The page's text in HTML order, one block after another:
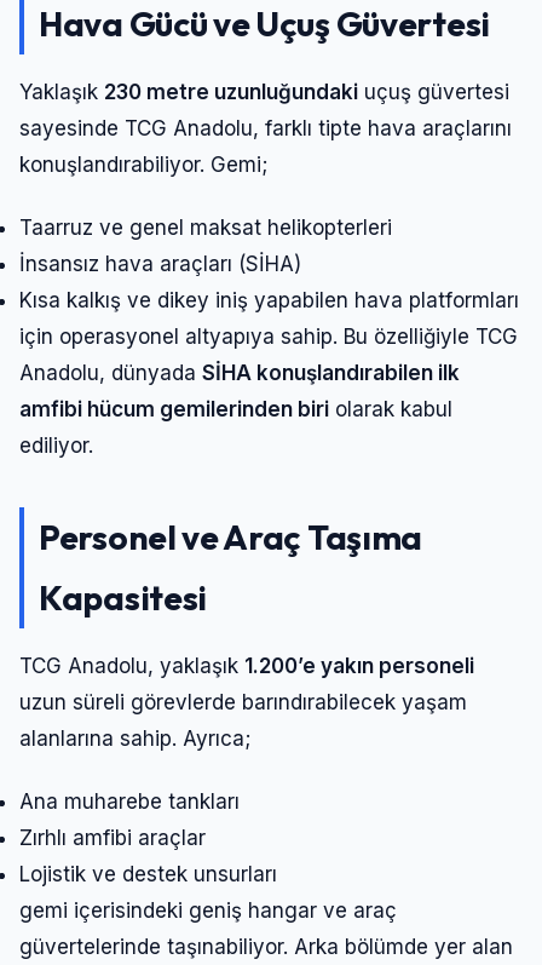
Hava Gücü ve Uçuş Güvertesi
Yaklaşık 230 metre uzunluğundaki uçuş güvertesi
sayesinde TCG Anadolu, farklı tipte hava araçlarını
konuşlandırabiliyor. Gemi;
Taarruz ve genel maksat helikopterleri
İnsansız hava araçları (SİHA)
Kısa kalkış ve dikey iniş yapabilen hava platformları
için operasyonel altyapıya sahip. Bu özelliğiyle TCG
Anadolu, dünyada SİHA konuşlandırabilen ilk
amfibi hücum gemilerinden biri olarak kabul
ediliyor.
Personel ve Araç Taşıma
Kapasitesi
TCG Anadolu, yaklaşık 1.200’e yakın personeli
uzun süreli görevlerde barındırabilecek yaşam
alanlarına sahip. Ayrıca;
Ana muharebe tankları
Zırhlı amfibi araçlar
Lojistik ve destek unsurları
gemi içerisindeki geniş hangar ve araç
güvertelerinde taşınabiliyor. Arka bölümde yer alan
Giriş Yap
Kullanıcı Adı veya E-posta